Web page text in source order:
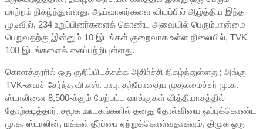
மாற்றம் நிகழ்ந்துள்ளது. ஆய்வாளர்களை வியப்பில் ஆழ்த்திய இந்த
முடிவில், 234 உறுப்பினர்களைக் கொண்ட அவையில் பெரும்பான்மை
பெறுவதற்கு இன்னும் 10 இடங்கள் குறைவாக உள்ள நிலையில், TVK
108 இடங்களைக் கைப்பற்றியுள்ளது.
கொளத்தூரில் ஒரு குறிப்பிடத்தக்க அதிர்ச்சி நிகழ்ந்துள்ளது; அங்கு
TVK-வைச் சேர்ந்த வி.எஸ். பாபு, தற்போதைய முதலமைச்சர் மு.க.
ஸ்டாலினை 8,500-க்கும் மேற்பட்ட வாக்குகள் வித்தியாசத்தில்
தோற்கடித்தார். சமூக ஊடகங்களில் தனது தோல்வியை ஒப்புக்கொண்ட
மு.க. ஸ்டாலின், மக்கள் தீர்ப்பை ஏற்றுக்கொள்வதாகவும், திமுக ஒரு